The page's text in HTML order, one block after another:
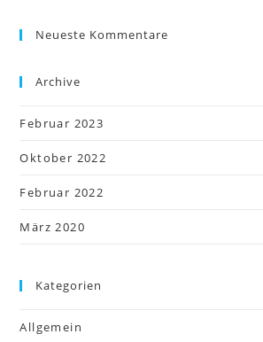
Neueste Kommentare
Archive
Februar 2023
Oktober 2022
Februar 2022
März 2020
Kategorien
Allgemein